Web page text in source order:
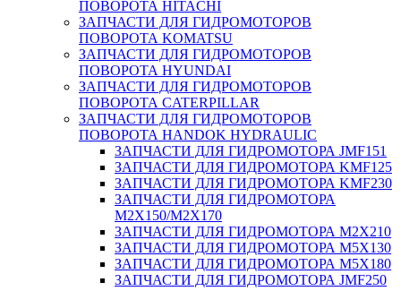
ПОВОРОТА HITACHI
ЗАПЧАСТИ ДЛЯ ГИДРОМОТОРОВ
ПОВОРОТА KOMATSU
ЗАПЧАСТИ ДЛЯ ГИДРОМОТОРОВ
ПОВОРОТА HYUNDAI
ЗАПЧАСТИ ДЛЯ ГИДРОМОТОРОВ
ПОВОРОТА CATERPILLAR
ЗАПЧАСТИ ДЛЯ ГИДРОМОТОРОВ
ПОВОРОТА HANDOK HYDRAULIC
ЗАПЧАСТИ ДЛЯ ГИДРОМОТОРА JMF151
ЗАПЧАСТИ ДЛЯ ГИДРОМОТОРА KMF125
ЗАПЧАСТИ ДЛЯ ГИДРОМОТОРА KMF230
ЗАПЧАСТИ ДЛЯ ГИДРОМОТОРА
M2X150/M2X170
ЗАПЧАСТИ ДЛЯ ГИДРОМОТОРА M2X210
ЗАПЧАСТИ ДЛЯ ГИДРОМОТОРА M5X130
ЗАПЧАСТИ ДЛЯ ГИДРОМОТОРА M5X180
ЗАПЧАСТИ ДЛЯ ГИДРОМОТОРА JMF250